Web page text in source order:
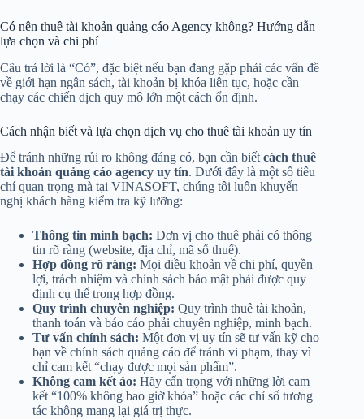
Có nên thuê tài khoản quảng cáo Agency không? Hướng dẫn
lựa chọn và chi phí
Câu trả lời là “Có”, đặc biệt nếu bạn đang gặp phải các vấn đề
về giới hạn ngân sách, tài khoản bị khóa liên tục, hoặc cần
chạy các chiến dịch quy mô lớn một cách ổn định.
Cách nhận biết và lựa chọn dịch vụ cho thuê tài khoản uy tín
Để tránh những rủi ro không đáng có, bạn cần biếtcách thuê
tài khoản quảng cáo agency uy tín. Dưới đây là một số tiêu
chí quan trọng mà tại VINASOFT, chúng tôi luôn khuyến
nghị khách hàng kiểm tra kỹ lưỡng:
Thông tin minh bạch: Đơn vị cho thuê phải có thông
tin rõ ràng (website, địa chỉ, mã số thuế).
Hợp đồng rõ ràng: Mọi điều khoản về chi phí, quyền
lợi, trách nhiệm và chính sách bảo mật phải được quy
định cụ thể trong hợp đồng.
Quy trình chuyên nghiệp: Quy trình thuê tài khoản,
thanh toán và báo cáo phải chuyên nghiệp, minh bạch.
Tư vấn chính sách: Một đơn vị uy tín sẽ tư vấn kỹ cho
bạn về chính sách quảng cáo để tránh vi phạm, thay vì
chỉ cam kết “chạy được mọi sản phẩm”.
Không cam kết ảo: Hãy cẩn trọng với những lời cam
kết “100% không bao giờ khóa” hoặc các chỉ số tương
tác không mang lại giá trị thực.